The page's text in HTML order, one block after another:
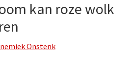
kan roze wolk
Onstenk